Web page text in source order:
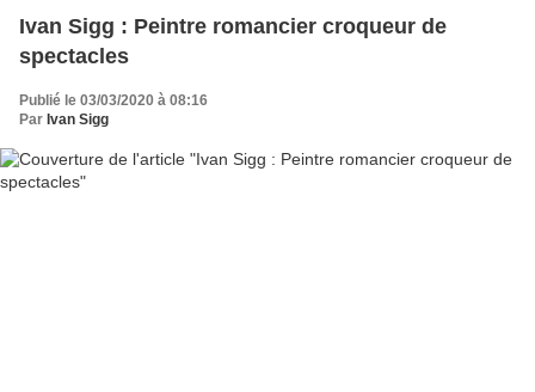
Ivan Sigg : Peintre romancier croqueur de
spectacles
Publié le 03/03/2020 à 08:16
Par Ivan Sigg